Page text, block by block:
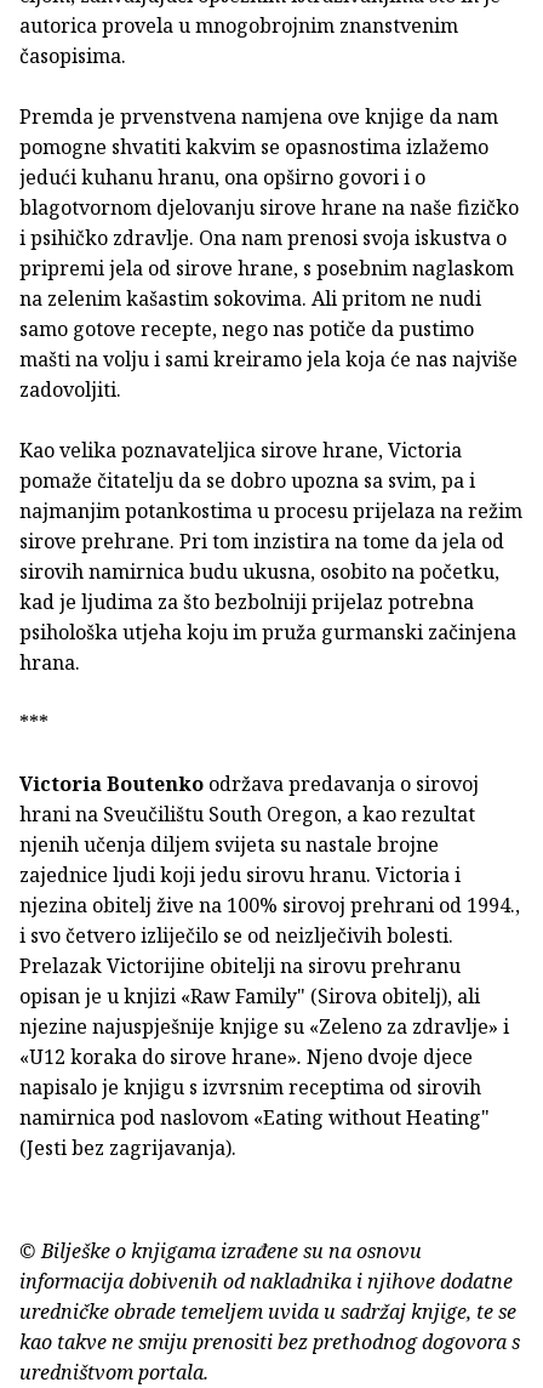
autori­ca provela u mnogobrojnim znanstvenim
časopisima.
Premda je prvenstvena namjena ove knjige da nam
pomogne shvatiti kakvim se opasnostima izlažemo
jedući kuhanu hra­nu, ona opširno govori i o
blagotvornom djelovanju sirove hrane na naše fizičko
i psihičko zdravlje. Ona nam prenosi svoja iskustva o
pripremi jela od sirove hrane, s posebnim naglaskom
na zelenim kašastim sokovima. Ali pri­tom ne nudi
samo gotove recepte, nego nas potiče da pustimo
mašti na volju i sami kreiramo jela koja će nas najviše
zadovoljiti.
Kao velika poznavateljica sirove hrane, Victoria
pomaže čitatelju da se dobro upozna sa svim, pa i
najmanjim potanko­stima u procesu prijelaza na režim
sirove prehrane. Pri tom inzistira na tome da jela od
sirovih namirnica budu ukusna, osobito na početku,
kad je ljudima za što bezbolniji prijelaz potrebna
psihološka utjeha koju im pruža gurmanski začinjena
hrana.
***
Victoria Boutenko održava predavanja o sirovoj
hrani na Sveuči­lištu South Oregon, a kao rezultat
njenih učenja diljem svijeta su nastale brojne
zajednice ljudi koji jedu sirovu hranu. Victoria i
njezina obitelj žive na 100% sirovoj prehrani od 1994.,
i svo četve­ro izliječilo se od neizlječivih bolesti.
Prelazak Victorijine obitelji na sirovu prehranu
opisan je u knjizi «Raw Family" (Sirova obitelj), ali
njezine najuspješnije knjige su «Zeleno za zdravlje» i
«U12 koraka do sirove hrane». Njeno dvoje djece
napisalo je knjigu s izvrsnim receptima od sirovih
namirnica pod naslovom «Eating without Heating"
(Jesti bez zagrijavanja).
© Bilješke o knjigama izrađene su na osnovu
informacija dobivenih od nakladnika i njihove dodatne
uredničke obrade temeljem uvida u sadržaj knjige, te se
kao takve ne smiju prenositi bez prethodnog dogovora s
uredništvom portala.